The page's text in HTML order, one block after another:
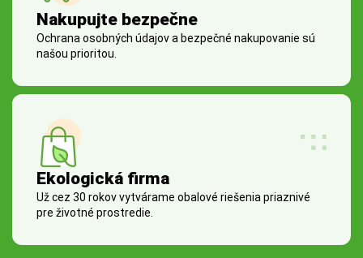
Nakupujte bezpečne
Ochrana osobných údajov a bezpečné nakupovanie sú
našou prioritou.
Ekologická firma
Už cez 30 rokov vytvárame obalové riešenia priaznivé
pre životné prostredie.